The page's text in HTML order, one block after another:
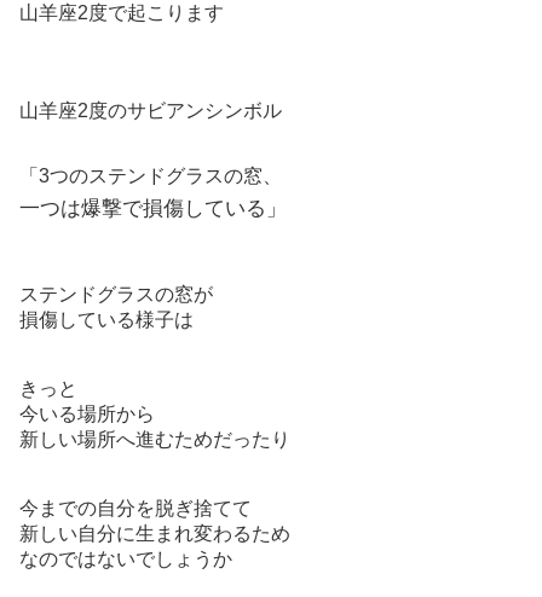
山羊座2度で起こります
山羊座2度のサビアンシンボル
「3つのステンドグラスの窓、
一つは爆撃で損傷している」
ステンドグラスの窓が
損傷している様子は
きっと
今いる場所から
新しい場所へ進むためだったり
今までの自分を脱ぎ捨てて
新しい自分に生まれ変わるため
なのではないでしょうか